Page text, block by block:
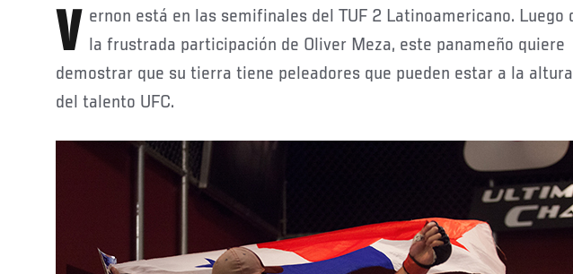
Vernon está en las semifinales del TUF 2 Latinoamericano. Luego de la frustrada participación de Oliver Meza, este panameño quiere
demostrar que su tierra tiene peleadores que pueden estar a la altura
del talento UFC.